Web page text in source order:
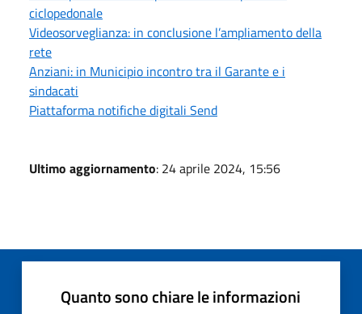
ciclopedonale
Videosorveglianza: in conclusione l’ampliamento della
rete
Anziani: in Municipio incontro tra il Garante e i
sindacati
Piattaforma notifiche digitali Send
Ultimo aggiornamento: 24 aprile 2024, 15:56
Quanto sono chiare le informazioni